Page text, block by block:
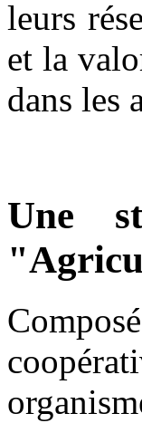
leurs
et la
dans les
Une